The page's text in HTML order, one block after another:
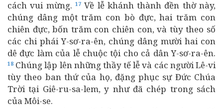
cách vui mừng. 17Về lễ khánh thành đền thờ này,
chúng dâng một trăm con bò đực, hai trăm con
chiên đực, bốn trăm con chiên con, và tùy theo số
các chi phái Y-sơ-ra-ên, chúng dâng mười hai con
dê đực làm của lễ chuộc tội cho cả dân Y-sơ-ra-ên.
18 Chúng lập lên những thầy tế lễ và các người Lê-vi
tùy theo ban thứ của họ, đặng phục sự Đức Chúa
Trời tại Giê-ru-sa-lem, y như đã chép trong sách
của Môi-se.